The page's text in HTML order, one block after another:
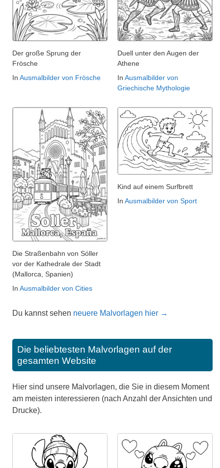
Der große Sprung der
Frösche
In Ausmalbilder von Frösche
Duell unter den Augen der
Athene
In Ausmalbilder von
Griechische Mythologie
Die Straßenbahn von Sóller
vor der Kathedrale der Stadt
(Mallorca, Spanien)
In Ausmalbilder von Cities
Kind auf einem Surfbrett
In Ausmalbilder von Sport
Du kannst sehen neuere Malvorlagen hier →
Die beliebtesten Malvorlagen auf der
gesamten Website
Hier sind unsere Malvorlagen, die Sie in diesem Moment
am meisten interessieren (nach Anzahl der Ansichten und
Drucke).